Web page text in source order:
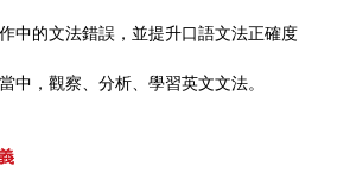
中的文法錯誤，並提升口語文法正確度
中，觀察、分析、學習英文文法。